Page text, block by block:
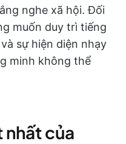
nghe xã hội. Đối
muốn duy trì tiếng
sự hiện diện nhạy
minh không thể
nhất của